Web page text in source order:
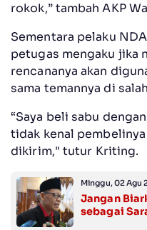
rokok,” tambah AKP
Sementara pelaku
petugas mengaku jika
rencananya akan
sama temannya di
“Saya beli sabu
tidak kenal
dikirim," tutur Kriting.
Minggu, 02 Agu
Jangan
sebagai